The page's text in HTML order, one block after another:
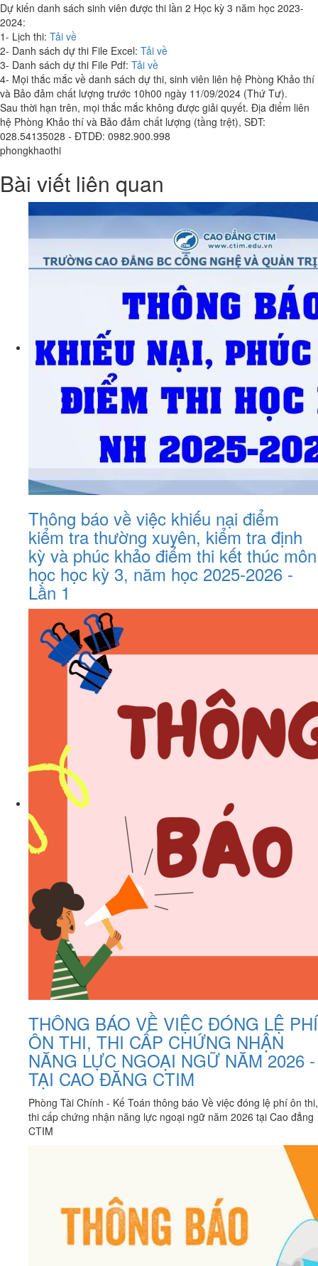
Dự kiến danh sách sinh viên được thi lần 2 Học kỳ 3 năm học 2023-
2024:
1- Lịch thi: Tải về
2- Danh sách dự thi File Excel: Tải về
3- Danh sách dự thi File Pdf: Tải về
4- Mọi thắc mắc về danh sách dự thi, sinh viên liên hệ Phòng Khảo thí
và Bảo đảm chất lượng trước 10h00 ngày 11/09/2024 (Thứ Tư).
Sau thời hạn trên, mọi thắc mắc không được giải quyết. Địa điểm liên
hệ Phòng Khảo thí và Bảo đảm chất lượng (tầng trệt), SĐT:
028.54135028 - ĐTDĐ: 0982.900.998
phongkhaothi
Bài viết liên quan
Thông báo về việc khiếu nại điểm
kiểm tra thường xuyên, kiểm tra định
kỳ và phúc khảo điểm thi kết thúc môn
học học kỳ 3, năm học 2025-2026 -
Lần 1
THÔNG BÁO VỀ VIỆC ĐÓNG LỆ PHÍ
ÔN THI, THI CẤP CHỨNG NHẬN
NĂNG LỰC NGOẠI NGỮ NĂM 2026 -
TẠI CAO ĐĂNG CTIM
Phòng Tài Chính - Kế Toán thông báo Về việc đóng lệ phí ôn thi,
thi cấp chứng nhận năng lực ngoại ngữ năm 2026 tại Cao đẳng
CTIM